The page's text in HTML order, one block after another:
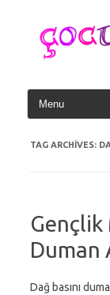
content
TAG ARCHIVES:
Gençlik
Duman
Dağ basını